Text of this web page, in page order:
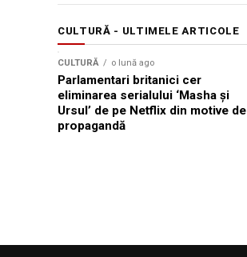
CULTURĂ - ULTIMELE ARTICOLE
CULTURĂ o lună ago
Parlamentari britanici cer
eliminarea serialului ‘Masha și
Ursul’ de pe Netflix din motive de
propagandă